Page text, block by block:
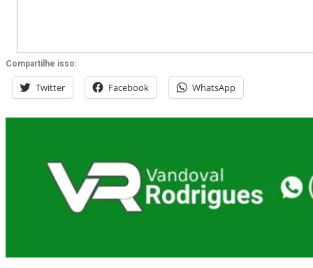
Compartilhe isso:
Twitter Facebook WhatsApp